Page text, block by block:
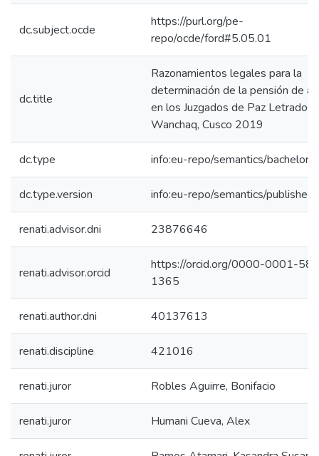
dc.subject.ocde
https://purl.org/pe-
repo/ocde/ford#5.05.01
dc.title
Razonamientos legales para la
determinación de la pensión de
en los Juzgados de Paz Letrados
Wanchaq, Cusco 2019
dc.type info:eu-repo/semantics/
dc.type.version info:eu-repo/semantics/
renati.advisor.dni 23876646
renati.advisor.orcid
https://orcid.org/0000-0001-
1365
renati.author.dni 40137613
renati.discipline 421016
renati.juror Robles Aguirre, Bonifacio
renati.juror Humani Cueva, Alex